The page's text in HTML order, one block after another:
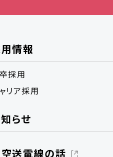
情報
採用
リア採用
らせ
送電線の話